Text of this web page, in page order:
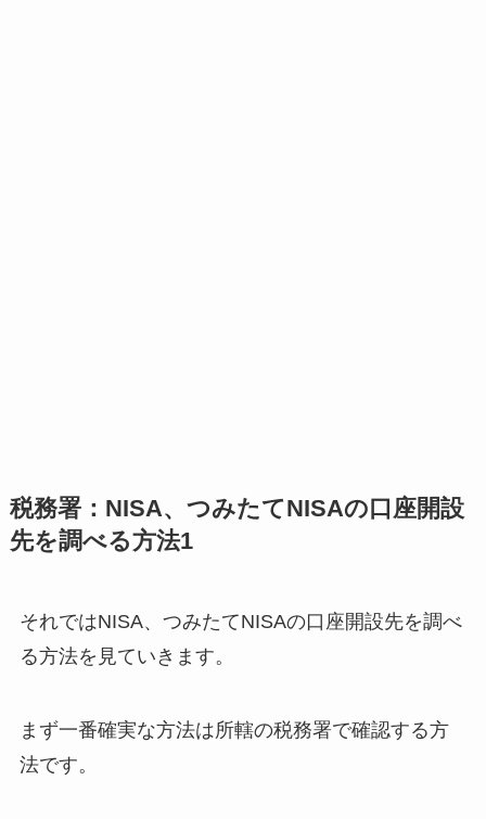
税務署：NISA、つみたてNISAの口座開設
先を調べる方法1
それではNISA、つみたてNISAの口座開設先を調べ
る方法を見ていきます。
まず一番確実な方法は所轄の税務署で確認する方
法です。